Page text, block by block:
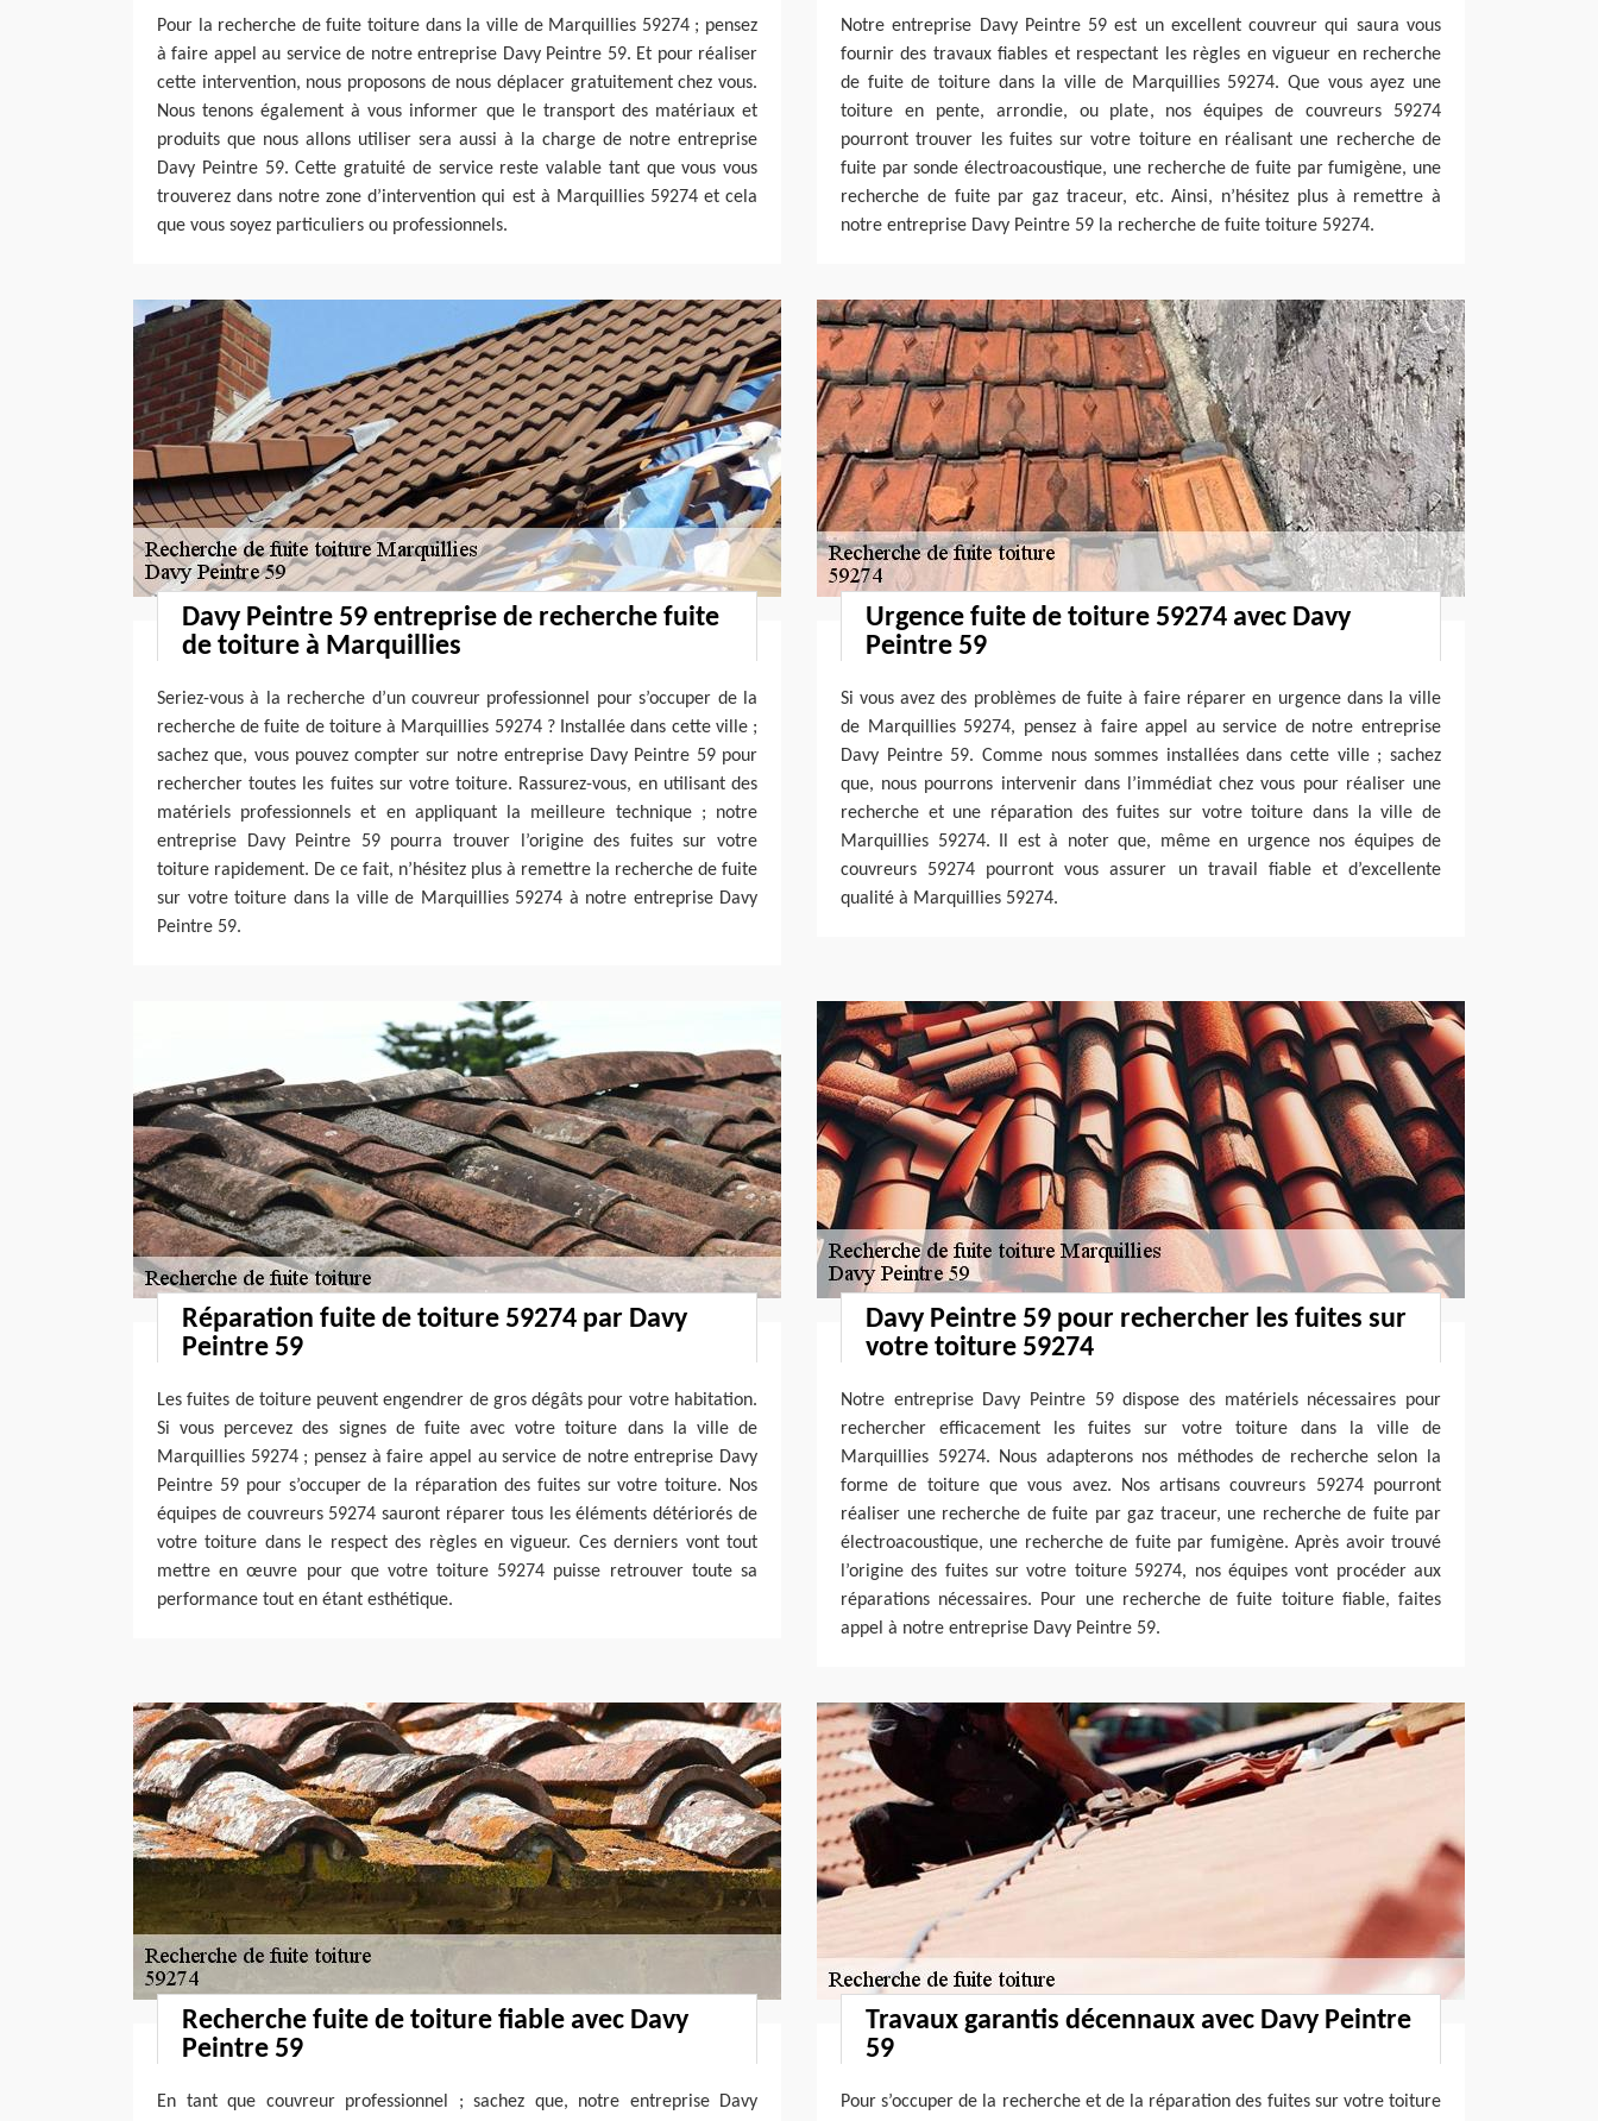
Pour la recherche de fuite toiture dans la ville de Marquillies 59274 ; pensez
à faire appel au service de notre entreprise Davy Peintre 59. Et pour réaliser
cette intervention, nous proposons de nous déplacer gratuitement chez vous.
Nous tenons également à vous informer que le transport des matériaux et
produits que nous allons utiliser sera aussi à la charge de notre entreprise
Davy Peintre 59. Cette gratuité de service reste valable tant que vous vous
trouverez dans notre zone d’intervention qui est à Marquillies 59274 et cela
que vous soyez particuliers ou professionnels.
Notre entreprise Davy Peintre 59 est un excellent couvreur qui saura vous
fournir des travaux fiables et respectant les règles en vigueur en recherche
de fuite de toiture dans la ville de Marquillies 59274. Que vous ayez une
toiture en pente, arrondie, ou plate, nos équipes de couvreurs 59274
pourront trouver les fuites sur votre toiture en réalisant une recherche de
fuite par sonde électroacoustique, une recherche de fuite par fumigène, une
recherche de fuite par gaz traceur, etc. Ainsi, n’hésitez plus à remettre à
notre entreprise Davy Peintre 59 la recherche de fuite toiture 59274.
Davy Peintre 59 entreprise de recherche fuite
de toiture à Marquillies
Seriez-vous à la recherche d’un couvreur professionnel pour s’occuper de la
recherche de fuite de toiture à Marquillies 59274 ? Installée dans cette ville ;
sachez que, vous pouvez compter sur notre entreprise Davy Peintre 59 pour
rechercher toutes les fuites sur votre toiture. Rassurez-vous, en utilisant des
matériels professionnels et en appliquant la meilleure technique ; notre
entreprise Davy Peintre 59 pourra trouver l’origine des fuites sur votre
toiture rapidement. De ce fait, n’hésitez plus à remettre la recherche de fuite
sur votre toiture dans la ville de Marquillies 59274 à notre entreprise Davy
Peintre 59.
Urgence fuite de toiture 59274 avec Davy
Peintre 59
Si vous avez des problèmes de fuite à faire réparer en urgence dans la ville
de Marquillies 59274, pensez à faire appel au service de notre entreprise
Davy Peintre 59. Comme nous sommes installées dans cette ville ; sachez
que, nous pourrons intervenir dans l’immédiat chez vous pour réaliser une
recherche et une réparation des fuites sur votre toiture dans la ville de
Marquillies 59274. Il est à noter que, même en urgence nos équipes de
couvreurs 59274 pourront vous assurer un travail fiable et d’excellente
qualité à Marquillies 59274.
Réparation fuite de toiture 59274 par Davy
Peintre 59
Les fuites de toiture peuvent engendrer de gros dégâts pour votre habitation.
Si vous percevez des signes de fuite avec votre toiture dans la ville de
Marquillies 59274 ; pensez à faire appel au service de notre entreprise Davy
Peintre 59 pour s’occuper de la réparation des fuites sur votre toiture. Nos
équipes de couvreurs 59274 sauront réparer tous les éléments détériorés de
votre toiture dans le respect des règles en vigueur. Ces derniers vont tout
mettre en œuvre pour que votre toiture 59274 puisse retrouver toute sa
performance tout en étant esthétique.
Davy Peintre 59 pour rechercher les fuites sur
votre toiture 59274
Notre entreprise Davy Peintre 59 dispose des matériels nécessaires pour
rechercher efficacement les fuites sur votre toiture dans la ville de
Marquillies 59274. Nous adapterons nos méthodes de recherche selon la
forme de toiture que vous avez. Nos artisans couvreurs 59274 pourront
réaliser une recherche de fuite par gaz traceur, une recherche de fuite par
électroacoustique, une recherche de fuite par fumigène. Après avoir trouvé
l’origine des fuites sur votre toiture 59274, nos équipes vont procéder aux
réparations nécessaires. Pour une recherche de fuite toiture fiable, faites
appel à notre entreprise Davy Peintre 59.
Recherche fuite de toiture fiable avec Davy
Peintre 59
En tant que couvreur professionnel ; sachez que, notre entreprise Davy
Travaux garantis décennaux avec Davy Peintre
59
Pour s’occuper de la recherche et de la réparation des fuites sur votre toiture